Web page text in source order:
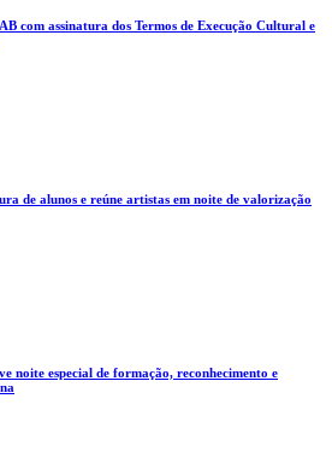
com assinatura dos Termos de Execução Cultural e
de alunos e reúne artistas em noite de valorização
noite especial de formação, reconhecimento e